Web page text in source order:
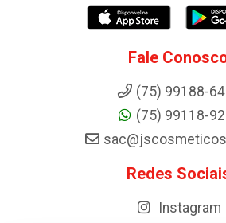
Fale
(75) 99188-
(75) 99118-
Redes
Instagram